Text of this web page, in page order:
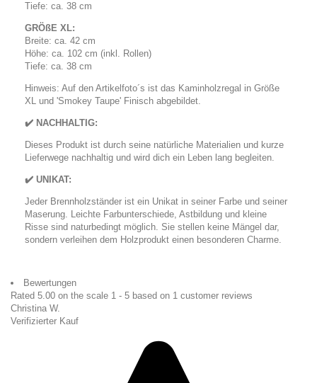
Tiefe: ca. 38 cm
GRÖßE XL:
Breite: ca. 42 cm
Höhe: ca. 102 cm (inkl. Rollen)
Tiefe: ca. 38 cm
Hinweis: Auf den Artikelfoto´s ist das Kaminholzregal in Größe
XL und 'Smokey Taupe' Finisch abgebildet.
✔️ NACHHALTIG:
Dieses Produkt ist durch seine natürliche Materialien und kurze
Lieferwege nachhaltig und wird dich ein Leben lang begleiten.
✔️ UNIKAT:
Jeder Brennholzständer ist ein Unikat in seiner Farbe und seiner
Maserung. Leichte Farbunterschiede, Astbildung und kleine
Risse sind naturbedingt möglich. Sie stellen keine Mängel dar,
sondern verleihen dem Holzprodukt einen besonderen Charme.
Bewertungen
Rated 5.00 on the scale 1 - 5 based on 1 customer reviews
Christina W.
Verifizierter Kauf